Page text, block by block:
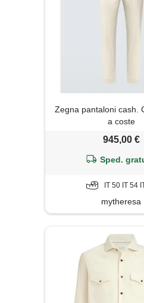
Zegna pantaloni cash.
a coste
945,00 €
Sped.
IT 50 IT 54
mytheresa